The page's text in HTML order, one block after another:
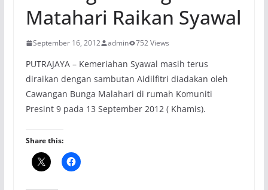
Matahari Raikan Syawal
September 16, 2012 admin 752 Views
PUTRAJAYA – Kemeriahan Syawal masih terus
diraikan dengan sambutan Aidilfitri diadakan oleh
Cawangan Bunga Malahari di rumah Komuniti
Presint 9 pada 13 September 2012 ( Khamis).
Share this: